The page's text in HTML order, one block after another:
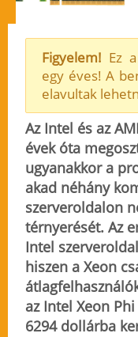
pc
Figyelem! Ez
egy éves! A
elavultak
Az Intel és az
évek óta
ugyanakkor a
akad néhány
szerveroldalon
térnyerését. Az
Intel
hiszen a Xeon
az Intel Xeon
6294 dollárba